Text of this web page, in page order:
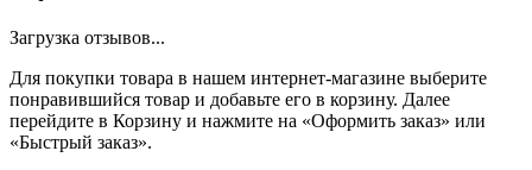
Загрузка отзывов...
Для покупки товара в нашем интернет-магазине выберите
понравившийся товар и добавьте его в корзину. Далее
перейдите в Корзину и нажмите на «Оформить заказ» или
«Быстрый заказ».